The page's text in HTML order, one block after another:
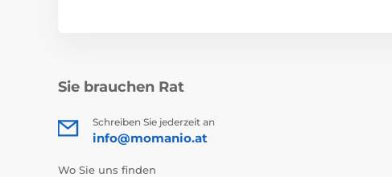
Sie brauchen Rat
Schreiben Sie jederzeit an
info@momanio.at
Wo Sie uns finden